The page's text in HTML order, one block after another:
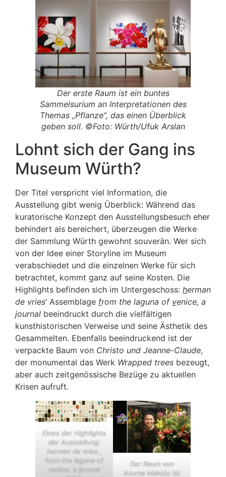
Der erste Raum ist ein buntes
Sammelsurium an Interpretationen des
Themas „Pflanze“, das einen Überblick
geben soll. ©Foto: Würth/Ufuk Arslan
Lohnt sich der Gang ins
Museum Würth?
Der Titel verspricht viel Information, die
Ausstellung gibt wenig Überblick: Während das
kuratorische Konzept den Ausstellungsbesuch eher
behindert als bereichert, überzeugen die Werke
der Sammlung Würth gewohnt souverän. Wer sich
von der Idee einer Storyline im Museum
verabschiedet und die einzelnen Werke für sich
betrachtet, kommt ganz auf seine Kosten. Die
Highlights befinden sich im Untergeschoss: herman
de vries‘ Assemblage from the laguna of venice, a
journal beeindruckt durch die vielfältigen
kunsthistorischen Verweise und seine Ästhetik des
Gesammelten. Ebenfalls beeindruckend ist der
verpackte Baum von Christo und Jeanne-Claude,
der monumental das Werk Wrapped trees bezeugt,
aber auch zeitgenössische Bezüge zu aktuellen
Krisen aufruft.
Eines der Highlights
der Ausstellung:
herman de vries ,
from the laguna of
venice, a journal
Der Raum von
Azuma Makoto ist